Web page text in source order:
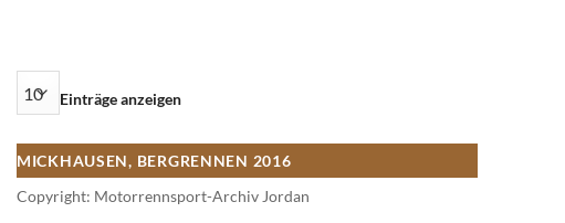
Einträge anzeigen
MICKHAUSEN, BERGRENNEN 2016
Copyright: Motorrennsport-Archiv Jordan